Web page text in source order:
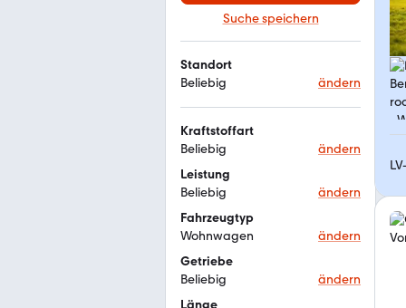
Suche speichern
Standort
Beliebig
ändern
Kraftstoffart
Beliebig
ändern
Leistung
Beliebig
ändern
Fahrzeugtyp
Wohnwagen
ändern
Getriebe
Beliebig
ändern
Länge